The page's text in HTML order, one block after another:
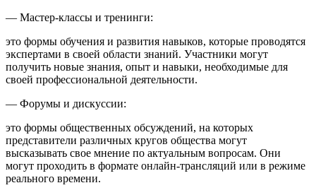
— Мастер-классы и тренинги:
это формы обучения и развития навыков, которые проводятся
экспертами в своей области знаний. Участники могут
получить новые знания, опыт и навыки, необходимые для
своей профессиональной деятельности.
— Форумы и дискуссии:
это формы общественных обсуждений, на которых
представители различных кругов общества могут
высказывать свое мнение по актуальным вопросам. Они
могут проходить в формате онлайн-трансляций или в режиме
реального времени.